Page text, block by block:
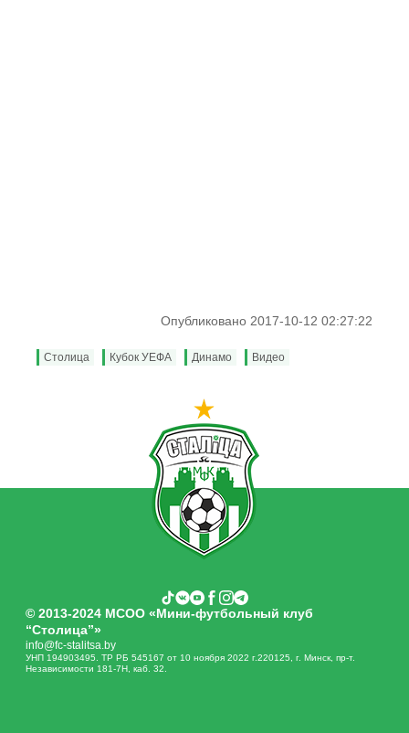
Опубликовано 2017-10-12 02:27:22
Столица Кубок УЕФА Динамо Видео
© 2013-2024 МСОО «Мини-футбольный клуб
“Столица”»
info@fc-stalitsa.by
УНП 194903495. ТР РБ 545167 от 10 ноября 2022 г.220125, г. Минск, пр-т.
Независимости 181-7Н, каб. 32.